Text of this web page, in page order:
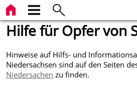
Hilfe für Opfer von
Hinweise auf Hilfs- und
Niedersachsen sind auf den Seiten
Niedersachen zu finden.